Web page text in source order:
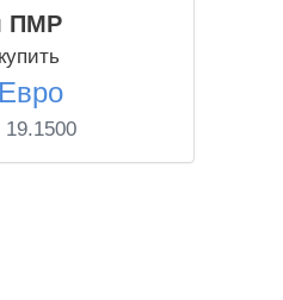
ПМР
19.1500